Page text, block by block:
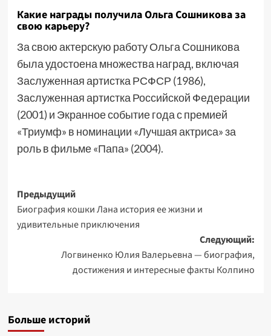
Какие награды получила Ольга Сошникова за
свою карьеру?
За свою актерскую работу Ольга Сошникова
была удостоена множества наград, включая
Заслуженная артистка РСФСР (1986),
Заслуженная артистка Российской Федерации
(2001) и Экранное событие года с премией
«Триумф» в номинации «Лучшая актриса» за
роль в фильме «Папа» (2004).
Навигация
записи
Предыдущий
Биография кошки Лана история ее жизни и
удивительные приключения
Следующий:
Логвиненко Юлия Валерьевна — биография,
достижения и интересные факты Колпино
Больше историй